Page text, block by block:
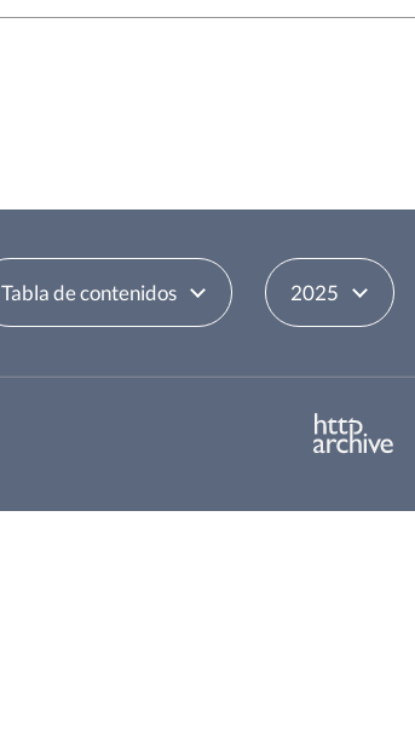
Tabla de contenidos 2025